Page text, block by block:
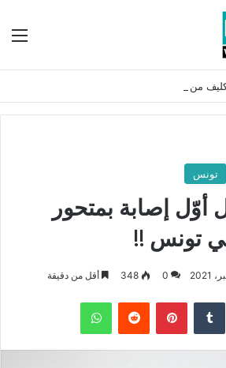
تونس
إصابة بمتحور
تونس !!
0
348 أقل من دقيقة
بينتيريست واتساب